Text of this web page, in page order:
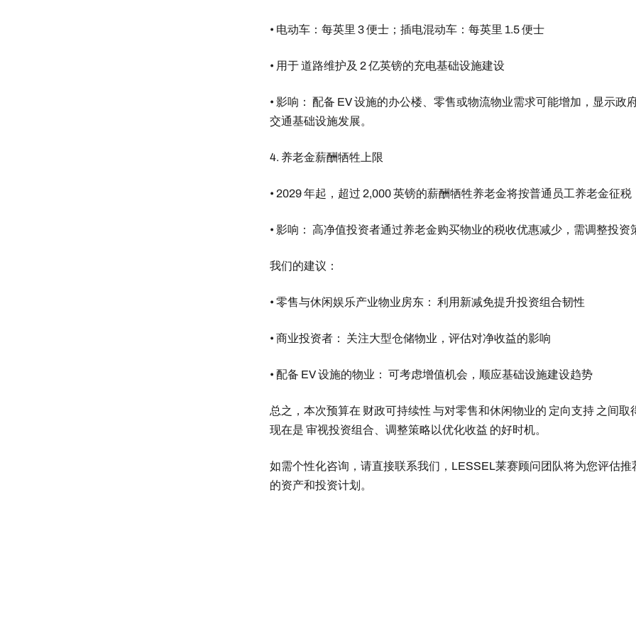
• 电动车：每英里 3 便士；插电混动车：每英里 1.5 便士
• 用于 道路维护及 2 亿英镑的充电基础设施建设
• 影响： 配备 EV 设施的办公楼、零售或物流物业需求可能增加，显示政
交通基础设施发展。
4. 养老金薪酬牺牲上限
• 2029 年起，超过 2,000 英镑的薪酬牺牲养老金将按普通员工养老金征税
• 影响： 高净值投资者通过养老金购买物业的税收优惠减少，需调整投资
我们的建议：
• 零售与休闲娱乐产业物业房东： 利用新减免提升投资组合韧性
• 商业投资者： 关注大型仓储物业，评估对净收益的影响
• 配备 EV 设施的物业： 可考虑增值机会，顺应基础设施建设趋势
总之，本次预算在 财政可持续性 与对零售和休闲物业的 定向支持 之间取
现在是 审视投资组合、调整策略以优化收益 的好时机。
如需个性化咨询，请直接联系我们，LESSEL莱赛顾问团队将为您评估推
的资产和投资计划。